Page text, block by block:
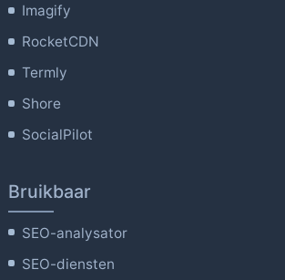
Imagify
RocketCDN
Termly
Shore
SocialPilot
Bruikbaar
SEO-analysator
SEO-diensten